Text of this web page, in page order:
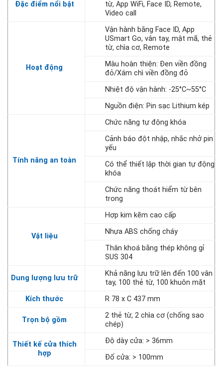
Đặc điểm nổi bật
từ, App WiFi, Face ID, Remote,
Video call
Hoạt động
Vận hành bằng Face ID, App
USmart Go, vân tay, mật mã, thẻ
từ, chìa cơ, Remote
Màu hoàn thiện: Đen viền đồng
đỏ/Xám chì viền đồng đỏ
Nhiệt độ vận hành: -25°C~55°C
Nguồn điện: Pin sạc Lithium kép
Tính năng an toàn
Chức năng tự động khóa
Cảnh báo đột nhập, nhắc nhở pin
yếu
Có thể thiết lập thời gian tự động
khóa
Chức năng thoát hiểm từ bên
trong
Vật liệu
Hợp kim kẽm cao cấp
Nhựa ABS chống cháy
Thân khoá bằng thép không gỉ
SUS 304
Dung lượng lưu trữ
Khả năng lưu trữ lên đến 100 vân
tay, 100 thẻ từ, 100 khuôn mặt
Kích thước
R 78 x C 437 mm
Trọn bộ gồm
2 thẻ từ, 2 chìa cơ (chống sao
chép)
Thiết kế cửa thích
hợp
Độ dày cửa: > 36mm
Đố cửa: > 100mm